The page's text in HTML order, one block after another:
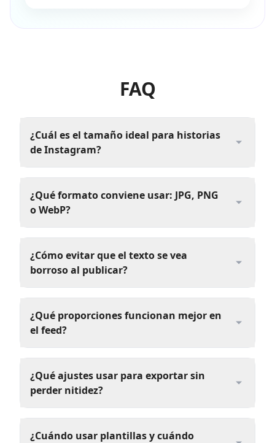
FAQ
¿Cuál es el tamaño ideal para historias
de Instagram?
¿Qué formato conviene usar: JPG, PNG
o WebP?
¿Cómo evitar que el texto se vea
borroso al publicar?
¿Qué proporciones funcionan mejor en
el feed?
¿Qué ajustes usar para exportar sin
perder nitidez?
¿Cuándo usar plantillas y cuándo